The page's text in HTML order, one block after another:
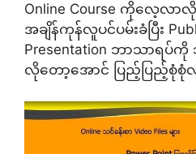
Online Course ကိုလေ့လာလို
အချိန်ကုန်လူပင်ပမ်းခံပြီး
Presentation ဘာသာရ
လိုတော့အောင် ပြည့်ပြည့်စုံစုံ